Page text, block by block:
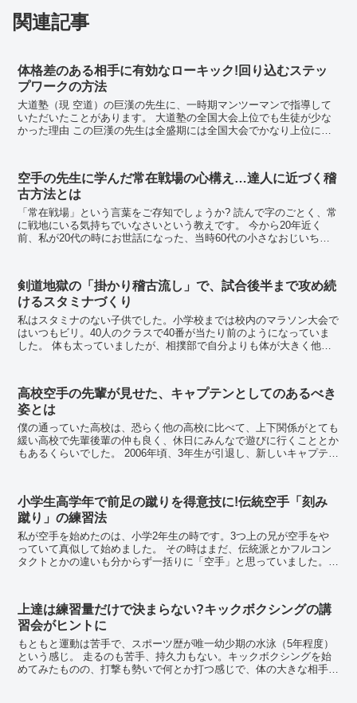
関連記事
体格差のある相手に有効なローキック!回り込むステッ
プワークの方法
大道塾（現 空道）の巨漢の先生に、一時期マンツーマンで指導して
いただいたことがあります。 大道塾の全国大会上位でも生徒が少な
かった理由 この巨漢の先生は全盛期には全国大会でかなり上位に食
空手の先生に学んだ常在戦場の心構え…達人に近づく稽
古方法とは
「常在戦場」という言葉をご存知でしょうか? 読んで字のごとく、常
に戦地にいる気持ちでいなさいという教えです。 今から20年近く
前、私が20代の時にお世話になった、当時60代の小さなおじいちゃ
剣道地獄の「掛かり稽古流し」で、試合後半まで攻め続
けるスタミナづくり
私はスタミナのない子供でした。小学校までは校内のマラソン大会で
はいつもビリ。40人のクラスで40番が当たり前のようになっていま
した。 体も太っていましたが、相撲部で自分よりも体が大きく他の
高校空手の先輩が見せた、キャプテンとしてのあるべき
姿とは
僕の通っていた高校は、恐らく他の高校に比べて、上下関係がとても
緩い高校で先輩後輩の仲も良く、休日にみんなで遊びに行くこととか
もあるくらいでした。 2006年頃、3年生が引退し、新しいキャプテン
小学生高学年で前足の蹴りを得意技に!伝統空手「刻み
蹴り」の練習法
私が空手を始めたのは、小学2年生の時です。3つ上の兄が空手をや
っていて真似して始めました。 その時はまだ、伝統派とかフルコン
タクトとかの違いも分からず一括りに「空手」と思っていました。
上達は練習量だけで決まらない?キックボクシングの講
習会がヒントに
もともと運動は苦手で、スポーツ歴が唯一幼少期の水泳（5年程度）
という感じ。 走るのも苦手、持久力もない。キックボクシングを始
めてみたものの、打撃も勢いで何とか打つ感じで、体の大きな相手と